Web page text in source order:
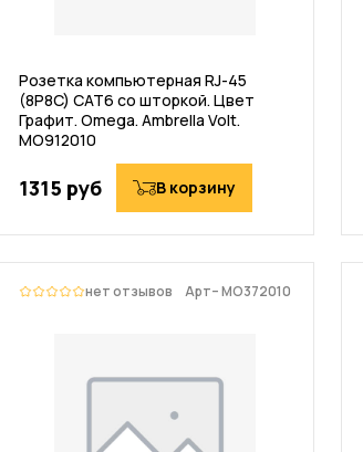
Розетка компьютерная RJ-45
(8P8C) CAT6 со шторкой. Цвет
Графит. Omega. Ambrella Volt.
MO912010
1315 руб В корзину
нет отзывов Арт– MO372010